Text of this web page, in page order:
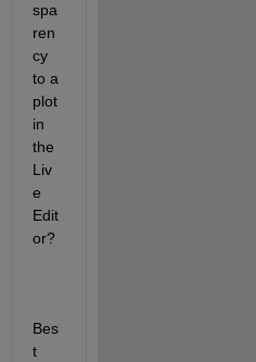
spa
ren
cy
to a
plot
in
the
Liv
e
Edit
or?
Bes
t